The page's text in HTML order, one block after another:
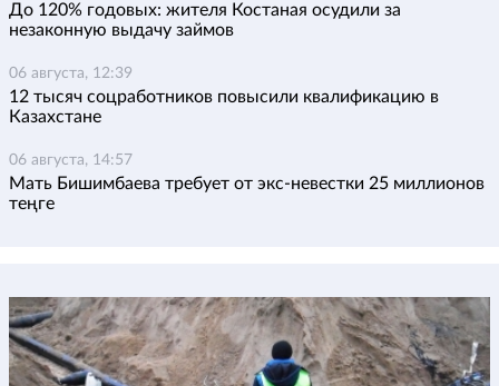
До 120% годовых: жителя Костаная осудили за
незаконную выдачу займов
06 августа, 12:39
12 тысяч соцработников повысили квалификацию в
Казахстане
06 августа, 14:57
Мать Бишимбаева требует от экс-невестки 25 миллионов
теңге